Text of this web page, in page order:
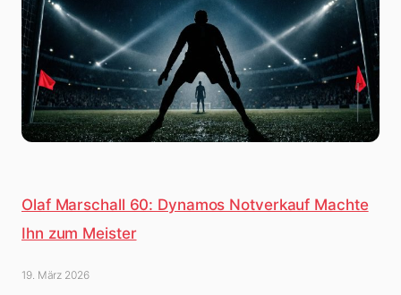
Olaf Marschall 60: Dynamos Notverkauf Machte
Ihn zum Meister
19. März 2026